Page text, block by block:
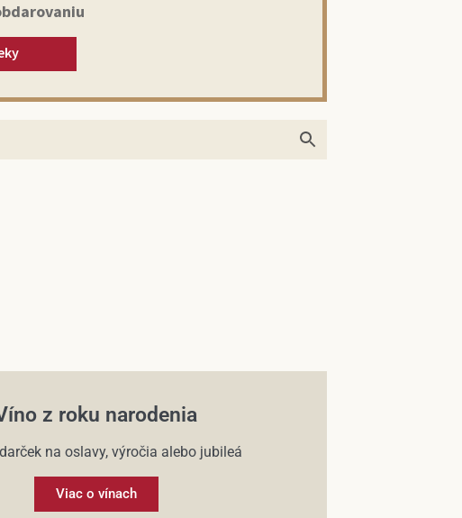
z roku narodenia
na oslavy, výročia alebo jubileá
Viac o vínach